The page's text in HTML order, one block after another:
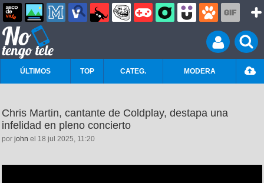
ÚLTIMOS TOP CATEG. MODERA
Chris Martin, cantante de Coldplay, destapa una
infelidad en pleno concierto
por john el 18 jul 2025, 11:20